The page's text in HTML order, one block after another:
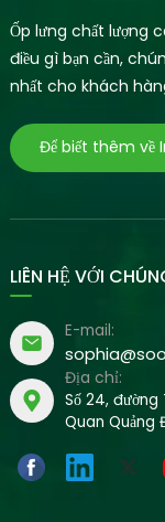
Ốp lưng chất lượng
điều gì bạn cần,
nhất cho khách
Để biết thêm về
LIÊN HỆ VỚI
E-mail:
Địa chỉ:
Số 24, đường
Quan Quảng